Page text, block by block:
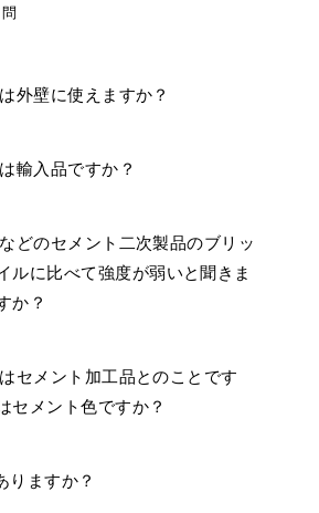
外壁に使えますか？
輸入品ですか？
どのセメント二次製品のブリッ
ルに比べて強度が弱いと聞きま
か？
セメント加工品とのことです
セメント色ですか？
りますか？